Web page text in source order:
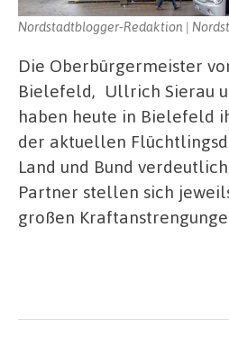
Nordstadtblogger-Redaktion |
Die Oberbürgermeister
Bielefeld, Ullrich Sierau
haben heute in Bielefeld
der aktuellen
Land und Bund
Partner stellen sich
großen